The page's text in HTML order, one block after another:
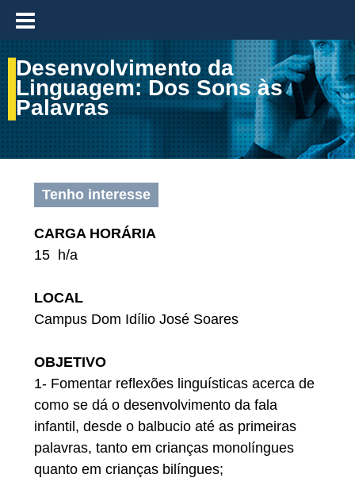
≡
Desenvolvimento da
Linguagem: Dos Sons às
Palavras
Tenho interesse
CARGA HORÁRIA
15 h/a
LOCAL
Campus Dom Idílio José Soares
OBJETIVO
1- Fomentar reflexões linguísticas acerca de
como se dá o desenvolvimento da fala
infantil, desde o balbucio até as primeiras
palavras, tanto em crianças monolíngues
quanto em crianças bilíngues;